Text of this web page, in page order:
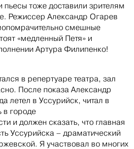
тоже доставили зрителям
Режиссер Александр Огарев
смешные
«медленный Петя» и
Артура Филипенко!
в репертуаре театра, зал
После показа Александр
летел в Уссурийск, читал в
в городе
и должен сказать, что главная
Уссурийска – драматический
Я участвовал во многих